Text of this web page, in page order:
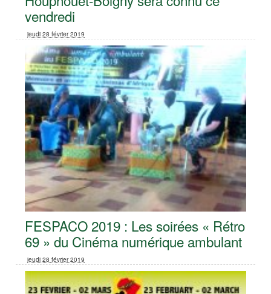
vendredi
jeudi 28 février 2019
FESPACO 2019 : Les soirées « Rétro
69 » du Cinéma numérique ambulant
jeudi 28 février 2019